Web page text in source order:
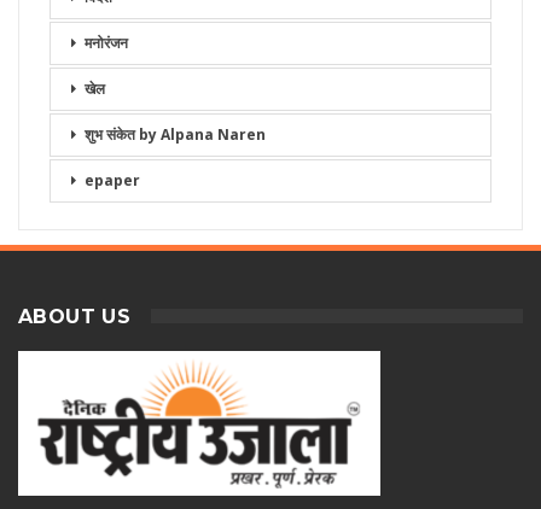
मनोरंजन
खेल
शुभ संकेत by Alpana Naren
epaper
ABOUT US